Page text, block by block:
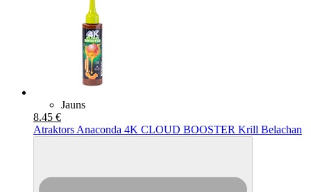
Jauns
8.45 €
Atraktors Anaconda 4K CLOUD BOOSTER Krill Belachan